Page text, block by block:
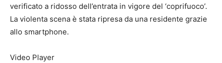
verificato a ridosso dell’entrata in vigore del ‘coprifuoco’.
La violenta scena è stata ripresa da una residente grazie
allo smartphone.
Video Player